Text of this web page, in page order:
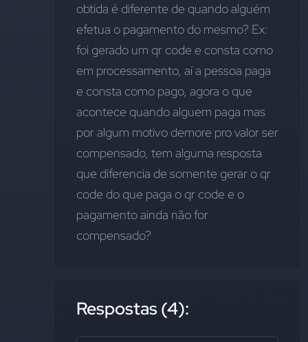
obtida é diferente de quando alguém
efetua o pagamento do mesmo? Ex:
foi gerado um qr code e consta como
em processamento, aí a pessoa paga
e consta como pago, agora o que
acontece quando alguem paga mas
por algum motivo demore pro valor ser
compensado, tem alguma resposta
que diferencia de somente gerar o qr
code do que paga o qr code e o
pagamento ainda não for
compensado?
Respostas (4):